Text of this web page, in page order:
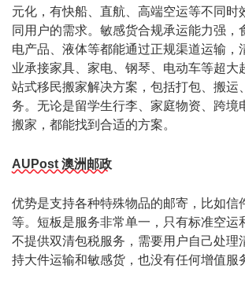
元化，有快船、直航、高端空运等不同时
同用户的需求。敏感货合规承运能力强，
电产品、液体等都能通过正规渠道运输，
业承接家具、家电、钢琴、电动车等超大
站式移民搬家解决方案，包括打包、搬运
务。无论是留学生行李、家庭物资、跨境
搬家，都能找到合适的方案。
AUPost 澳洲邮政
优势是支持各种特殊物品的邮寄，比如信
等。短板是服务非常单一，只有标准空运
不提供双清包税服务，需要用户自己处理
持大件运输和敏感货，也没有任何增值服